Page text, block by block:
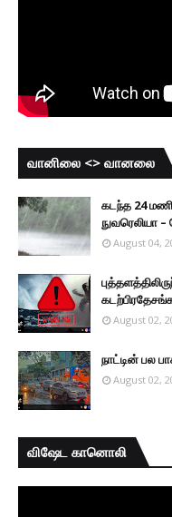
வானிலை <> வானலை
கடந்த 24
நுவரெலியா –
August 04,
August 02,
நாட்டின் பல
August 02,
விஷேட கானொலி